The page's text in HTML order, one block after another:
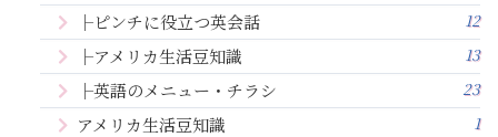
├ピンチに役立つ英会話 12
├アメリカ生活豆知識 13
├英語のメニュー・チラシ 23
アメリカ生活豆知識 1